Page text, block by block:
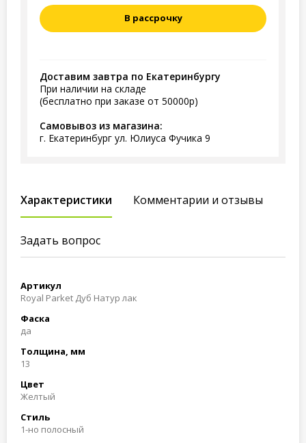
В рассрочку
Доставим завтра по Екатеринбургу
При наличии на складе
(бесплатно при заказе от 50000р)
Самовывоз из магазина:
г. Екатеринбург ул. Юлиуса Фучика 9
Характеристики Комментарии и отзывы
Задать вопрос
Артикул
Royal Parket Дуб Натур лак
Фаска
да
Толщина, мм
13
Цвет
Желтый
Стиль
1-но полосный